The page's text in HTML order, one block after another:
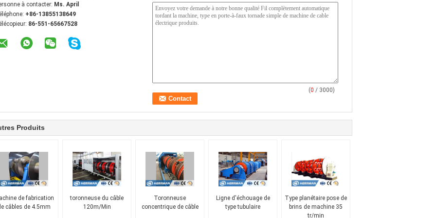
à contacter: Ms. April
+86-13855138649
86-551-65667528
(0 / 3000)
Produits
de fabrication
câbles de 4.5mm
toronneuse du câble
120m/Min
Toronneuse
concentrique de câble
Ligne d'échouage de
type tubulaire
Type planétaire pose de
brins de machine 35
tr/min